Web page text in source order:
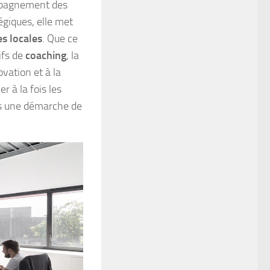
des
elle met
locales. Que ce
decoaching, la
et à la
à la fois les
une démarche de